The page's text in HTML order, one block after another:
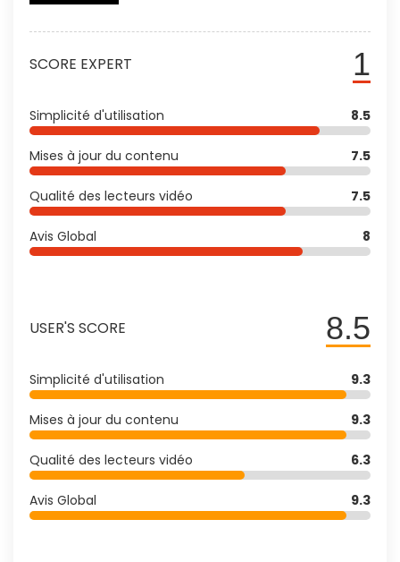
1
SCORE EXPERT
Simplicité d'utilisation 8.5
Mises à jour du contenu 7.5
Qualité des lecteurs vidéo 7.5
Avis Global 8
8.5
USER'S SCORE
Simplicité d'utilisation 9.3
Mises à jour du contenu 9.3
Qualité des lecteurs vidéo 6.3
Avis Global 9.3